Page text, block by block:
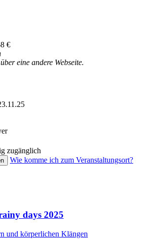
€
eine andere Webseite.
zugänglich
Wie komme ich zum Veranstaltungsort?
days 2025
und körperlichen Klängen